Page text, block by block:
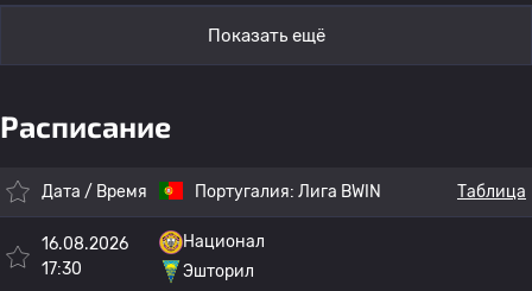
Показать ещё
Расписание
Дата / Время Португалия: Лига BWIN Таблица
16.08.2026
17:30
Национал
Эшторил